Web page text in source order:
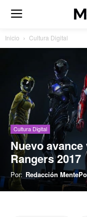
Inicio Cultura Digital
Cultura Digital
Nuevo
Rangers 2017
Por: Redacción